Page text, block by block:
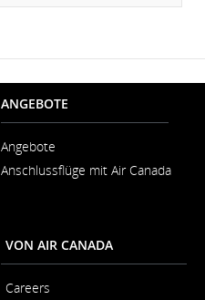
ANGEBOTE
Angebote
Anschlussflüge mit Air Canada
VON AIR CANADA
Careers